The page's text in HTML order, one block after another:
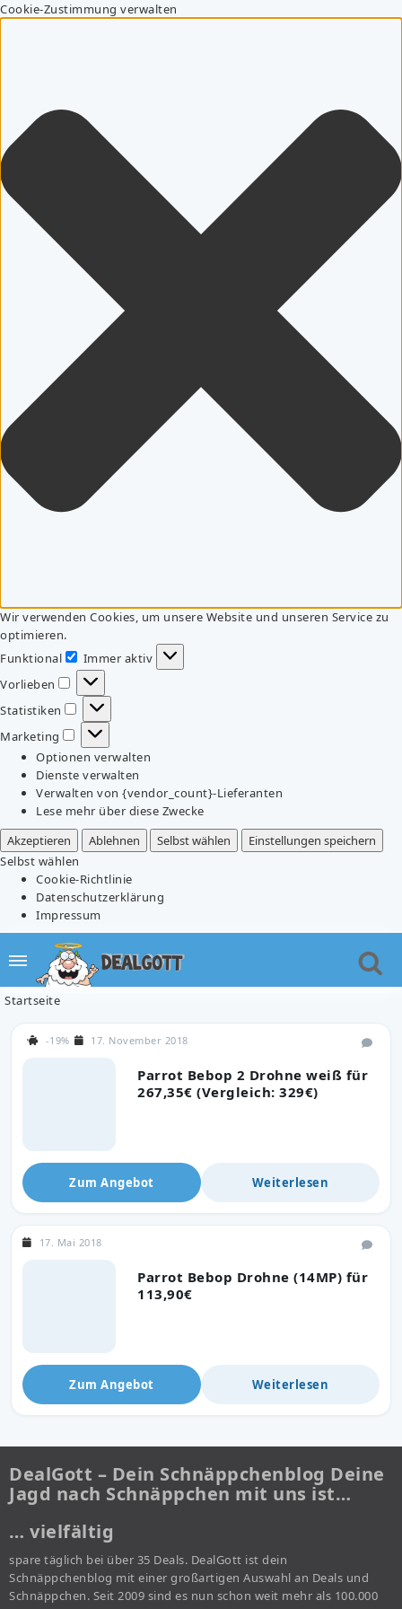
Cookie-Zustimmung verwalten
Wir verwenden Cookies, um unsere Website und unseren Service zu
optimieren.
Funktional
Funktional
Immer aktiv
Vorlieben
Vorlieben
Statistiken
Statistiken
Marketing
Marketing
Optionen verwalten
Dienste verwalten
Verwalten von {vendor_count}-Lieferanten
Lese mehr über diese Zwecke
Akzeptieren
Ablehnen Selbst wählen
Einstellungen speichern
Selbst wählen
Cookie-Richtlinie
Datenschutzerklärung
Impressum
Startseite
Parrot Bebop 2 Drohne weiß für
267,35€ (Vergleich: 329€)
-19% 17. November 2018
Zum Angebot Weiterlesen
Parrot Bebop Drohne (14MP) für
113,90€
17. Mai 2018
Zum Angebot Weiterlesen
DealGott – Dein Schnäppchenblog Deine
Jagd nach Schnäppchen mit uns ist…
… vielfältig
spare täglich bei über 35 Deals. DealGott ist dein
Schnäppchenblog mit einer großartigen Auswahl an Deals und
Schnäppchen. Seit 2009 sind es nun schon weit mehr als 100.000